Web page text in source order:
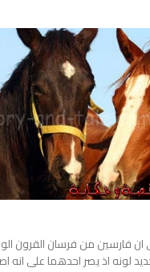
فارسين من فرسان القرون
لونه اذ يصر احدهما على انه